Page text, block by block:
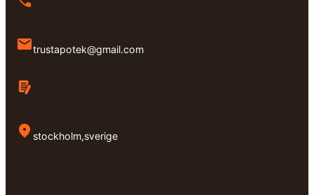
trustapotek@gmail.com
stockholm,sverige